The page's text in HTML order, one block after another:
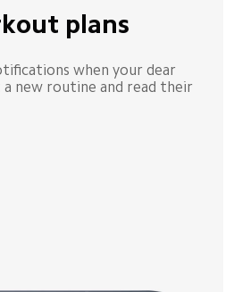
plans
when your dear
new routine and read their